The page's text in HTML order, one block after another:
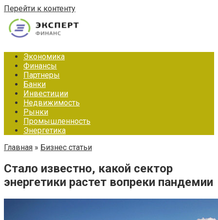
Перейти к контенту
Экономика
Финансы
Партнеры
Банки
Инвестиции
Недвижимость
Рынки
Промышленность
Энергетика
Главная » Бизнес статьи
Стало известно, какой сектор
энергетики растет вопреки пандемии